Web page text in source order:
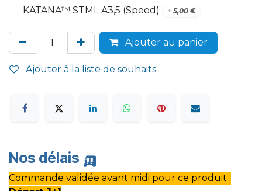
KATANA™ STML A3,5 (Speed)
+ 5,00€
Ajouter au panier
Ajouter à la liste de souhaits
Nos délais 🛺
Commande validée avant midi pour ce produit :